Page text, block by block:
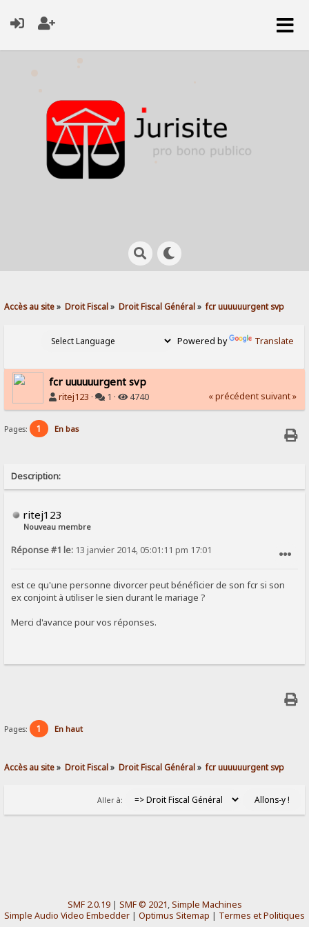
Accès au site» Droit Fiscal» Droit Fiscal Général» fcr uuuuuurgent svp
Powered by Translate
fcr uuuuuurgent svp
ritej123 · 1 · 4740 « précédent suivant »
Pages: 1 En bas
Description:
ritej123
Nouveau membre
Réponse #1 le: 13 janvier 2014, 05:01:11 pm 17:01
est ce qu'une personne divorcer peut bénéficier de son fcr si son
ex conjoint à utiliser le sien durant le mariage ?
Merci d'avance pour vos réponses.
Pages: 1 En haut
Accès au site» Droit Fiscal» Droit Fiscal Général» fcr uuuuuurgent svp
Aller à:
SMF 2.0.19| SMF © 2021,Simple Machines
Simple Audio Video Embedder | Optimus Sitemap | Termes et Politiques